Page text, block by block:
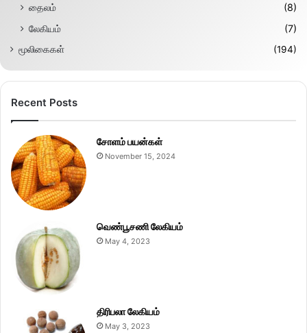
தைலம்
(8)
லேகியம்
(7)
மூலிகைகள் (194)
Recent Posts
சோளம் பயன்கள்
November 15, 2024
வெண்பூசணி லேகியம்
May 4, 2023
திரிபலா லேகியம்
May 3, 2023